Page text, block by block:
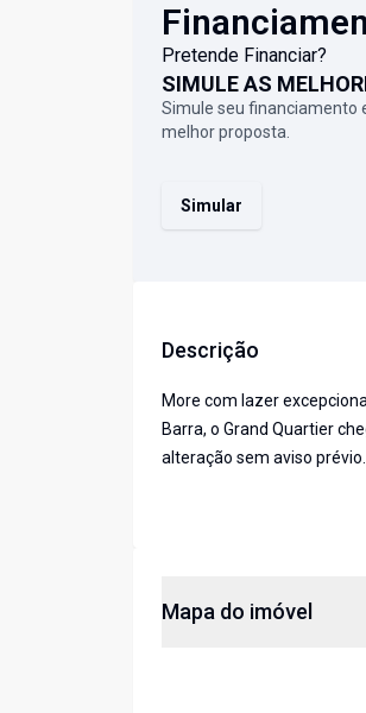
Pretende Financiar?
SIMULE AS
Simule seu financiamento
melhor proposta.
Simular
Descrição
More com lazer
Barra, o Grand Quartier
alteração sem aviso prévio.
Mapa do imóvel